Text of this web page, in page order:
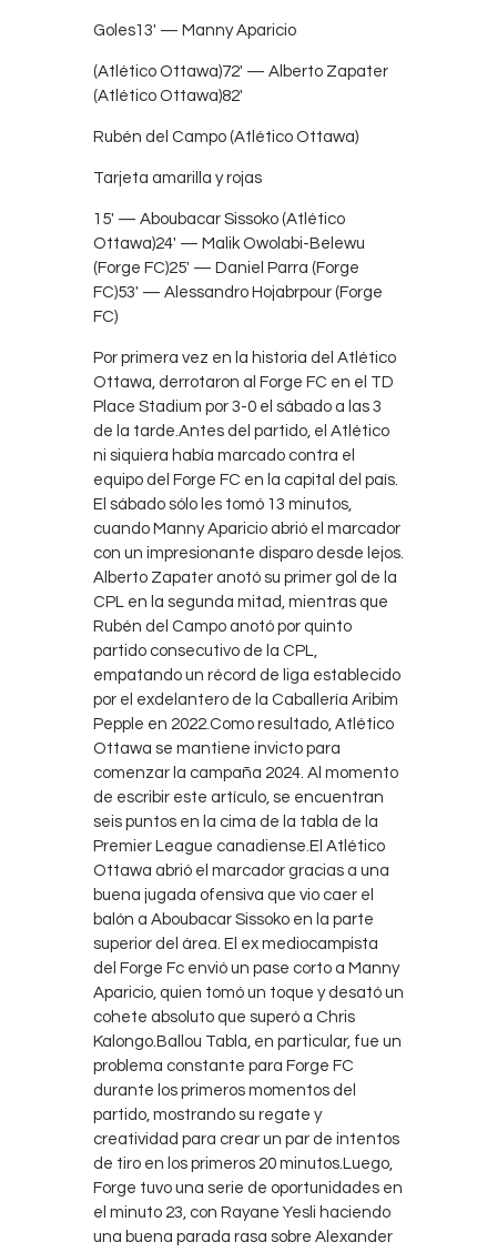
Goles13′ — Manny Aparicio
(Atlético Ottawa)72′ — Alberto Zapater
(Atlético Ottawa)82′
Rubén del Campo (Atlético Ottawa)
Tarjeta amarilla y rojas
15′ — Aboubacar Sissoko (Atlético
Ottawa)24′ — Malik Owolabi-Belewu
(Forge FC)25′ — Daniel Parra (Forge
FC)53′ — Alessandro Hojabrpour (Forge
FC)
Por primera vez en la historia del Atlético
Ottawa, derrotaron al Forge FC en el TD
Place Stadium por 3-0 el sábado a las 3
de la tarde.Antes del partido, el Atlético
ni siquiera había marcado contra el
equipo del Forge FC en la capital del país.
El sábado sólo les tomó 13 minutos,
cuando Manny Aparicio abrió el marcador
con un impresionante disparo desde lejos.
Alberto Zapater anotó su primer gol de la
CPL en la segunda mitad, mientras que
Rubén del Campo anotó por quinto
partido consecutivo de la CPL,
empatando un récord de liga establecido
por el exdelantero de la Caballería Aribim
Pepple en 2022.Como resultado, Atlético
Ottawa se mantiene invicto para
comenzar la campaña 2024. Al momento
de escribir este artículo, se encuentran
seis puntos en la cima de la tabla de la
Premier League canadiense.El Atlético
Ottawa abrió el marcador gracias a una
buena jugada ofensiva que vio caer el
balón a Aboubacar Sissoko en la parte
superior del área. El ex mediocampista
del Forge Fc envió un pase corto a Manny
Aparicio, quien tomó un toque y desató un
cohete absoluto que superó a Chris
Kalongo.Ballou Tabla, en particular, fue un
problema constante para Forge FC
durante los primeros momentos del
partido, mostrando su regate y
creatividad para crear un par de intentos
de tiro en los primeros 20 minutos.Luego,
Forge tuvo una serie de oportunidades en
el minuto 23, con Rayane Yesli haciendo
una buena parada rasa sobre Alexander